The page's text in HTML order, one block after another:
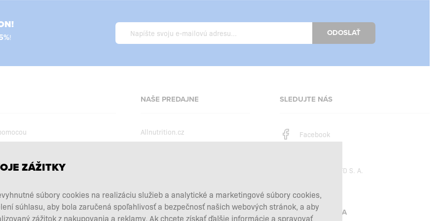
! ODOSLAŤ
doplnkov
a vrátenie tovaru
NAŠE PREDAJNE
Allnutrition.cz
Allnutrition.co.uk
Allnutrition.de
SLEDUJTE NÁS
Facebook
SFD S. A.
PLATBY SPRACÚVA
ZÁŽITKY
súbory cookies na realizáciu služieb a analytické a marketingové súbory cookies,
súhlasu, aby bola zaručená spoľahlivosť a bezpečnosť našich webových stránok, a aby
zážitok z nakupovania a reklamy. Ak chcete získať ďalšie informácie a spravovať